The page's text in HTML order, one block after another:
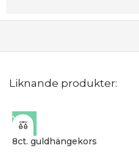
Liknande produkter:
8ct. guldhängekors